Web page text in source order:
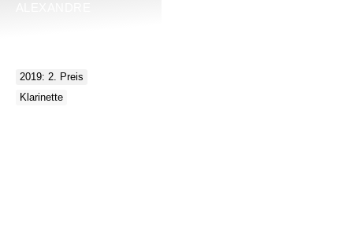
2019: 2. Preis
Klarinette